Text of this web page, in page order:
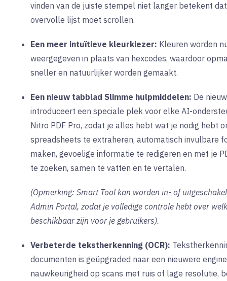
vinden van de juiste stempel niet langer betekent
overvolle lijst moet scrollen.
Een meer intuïtieve kleurkiezer: Kleuren worden
weergegeven in plaats van hexcodes, waardoor
sneller en natuurlijker worden gemaakt.
Een nieuw tabblad Slimme hulpmiddelen: De
introduceert een speciale plek voor elke AI-
Nitro PDF Pro, zodat je alles hebt wat je nodig hebt
spreadsheets te extraheren, automatisch invulbare
maken, gevoelige informatie te redigeren en met je
te zoeken, samen te vatten en te vertalen.
(Opmerking: Smart Tool kan worden in- of
Admin Portal, zodat je volledige controle hebt over
beschikbaar zijn voor je gebruikers).
Verbeterde tekstherkenning (OCR):
documenten is geüpgraded naar een nieuwere
nauwkeurigheid op scans met ruis of lage resolutie,